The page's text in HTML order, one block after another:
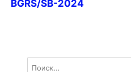
BGRS/SB-2024
Найти: